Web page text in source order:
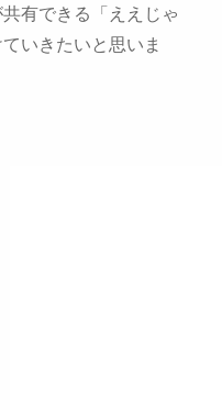
有できる「ええじゃ
いきたいと思いま